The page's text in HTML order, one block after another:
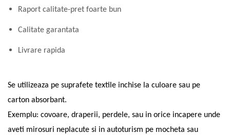
Raport calitate-pret foarte bun
Calitate garantata
Livrare rapida
Se utilizeaza pe suprafete textile inchise la culoare sau pe
carton absorbant.
Exemplu: covoare, draperii, perdele, sau in orice incapere unde
aveti mirosuri neplacute si in autoturism pe mocheta sau